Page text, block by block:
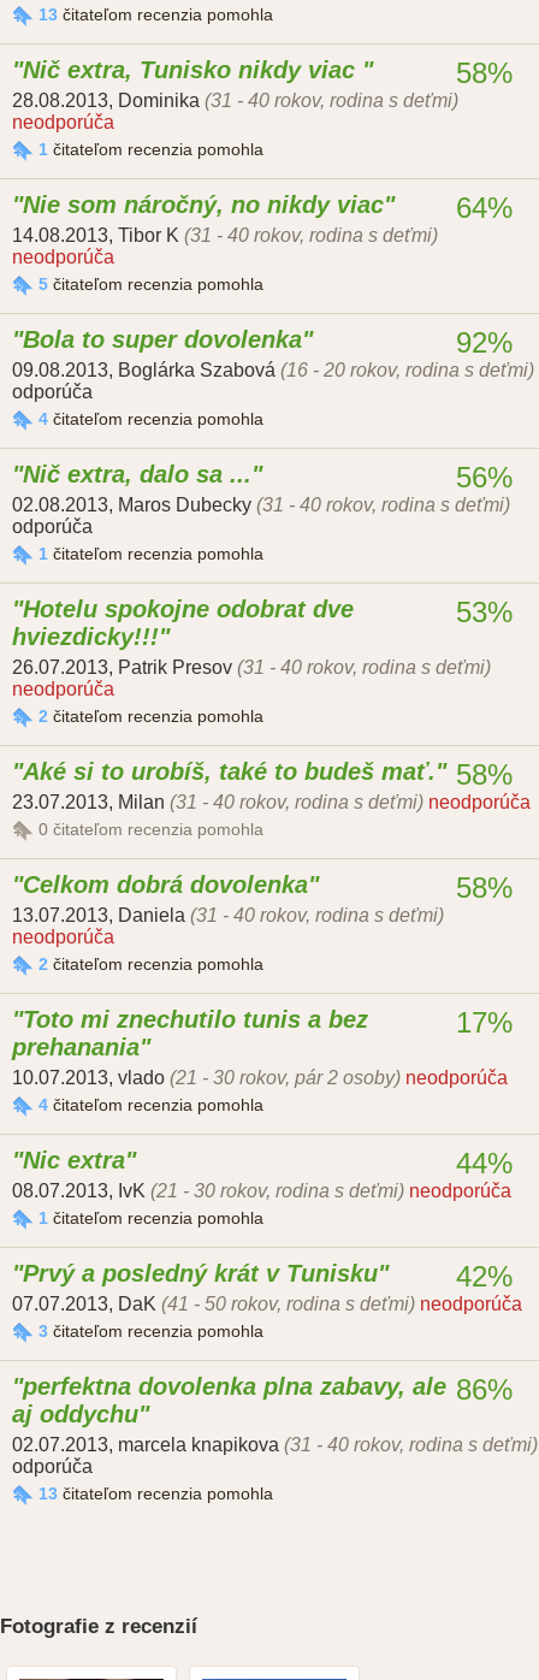
13 čitateľom recenzia pomohla
Nič extra, Tunisko nikdy viac
28.08.2013, Dominika (31 - 40 rokov, rodina s deťmi)
neodporúča
1 čitateľom recenzia pomohla
58%
Nie som náročný, no nikdy viac
14.08.2013, Tibor K (31 - 40 rokov, rodina s deťmi)
neodporúča
5 čitateľom recenzia pomohla
64%
Bola to super dovolenka
09.08.2013, Boglárka Szabová (16 - 20 rokov, rodina s deťmi)
odporúča
4 čitateľom recenzia pomohla
92%
Nič extra, dalo sa ...
02.08.2013, Maros Dubecky (31 - 40 rokov, rodina s deťmi)
odporúča
1 čitateľom recenzia pomohla
56%
Hotelu spokojne odobrat dve
hviezdicky!!!
26.07.2013, Patrik Presov (31 - 40 rokov, rodina s deťmi)
neodporúča
2 čitateľom recenzia pomohla
53%
Aké si to urobíš, také to budeš mať.
23.07.2013, Milan (31 - 40 rokov, rodina s deťmi) neodporúča
0 čitateľom recenzia pomohla
58%
Celkom dobrá dovolenka
13.07.2013, Daniela (31 - 40 rokov, rodina s deťmi)
neodporúča
2 čitateľom recenzia pomohla
58%
Toto mi znechutilo tunis a bez
prehanania
10.07.2013, vlado (21 - 30 rokov, pár 2 osoby) neodporúča
4 čitateľom recenzia pomohla
17%
Nic extra
08.07.2013, IvK (21 - 30 rokov, rodina s deťmi) neodporúča
1 čitateľom recenzia pomohla
44%
Prvý a posledný krát v Tunisku
07.07.2013, DaK (41 - 50 rokov, rodina s deťmi) neodporúča
3 čitateľom recenzia pomohla
42%
perfektna dovolenka plna zabavy, ale
aj oddychu
02.07.2013, marcela knapikova (31 - 40 rokov, rodina s deťmi)
odporúča
13 čitateľom recenzia pomohla
86%
Fotografie z recenzií